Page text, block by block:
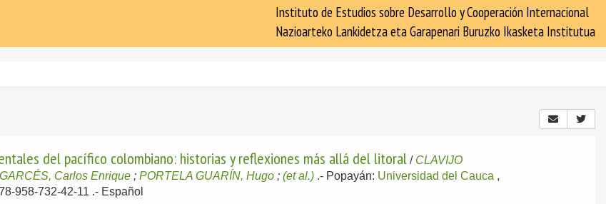
Instituto de Estudios sobre Desarrollo y Cooperación Internacional
Nazioarteko Lankidetza eta Garapenari Buruzko Ikasketa Institutua
del pacífico colombiano: historias y reflexiones más allá del litoral / CLAVIJO
Carlos Enrique ;PORTELA GUARÍN, Hugo ;(et al.) .- Popayán: Universidad del Cauca ,
958-732-42-11 .- Español